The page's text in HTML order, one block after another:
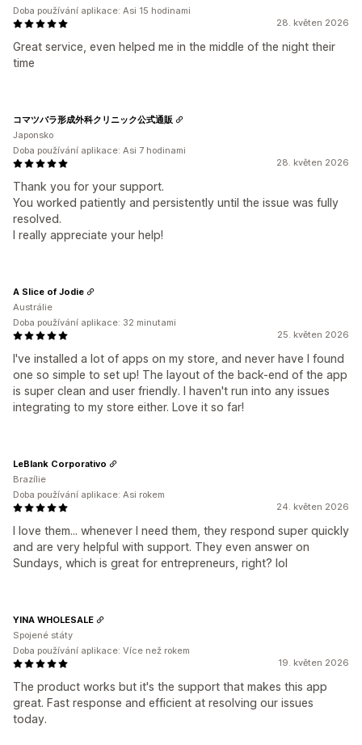
28. květen 2026
Great service, even helped me in the middle of the night their
time
Doba používání aplikace: Asi 15 hodinami
28. květen 2026
Thank you for your support.
You worked patiently and persistently until the issue was fully
resolved.
I really appreciate your help!
コマツバラ形成外科クリニック公式通販
Japonsko
Doba používání aplikace: Asi 7 hodinami
25. květen 2026
I've installed a lot of apps on my store, and never have I found
one so simple to set up! The layout of the back-end of the app
is super clean and user friendly. I haven't run into any issues
integrating to my store either. Love it so far!
A Slice of Jodie
Austrálie
Doba používání aplikace: 32 minutami
24. květen 2026
I love them... whenever I need them, they respond super quickly
and are very helpful with support. They even answer on
Sundays, which is great for entrepreneurs, right? lol
LeBlank Corporativo
Brazílie
Doba používání aplikace: Asi rokem
19. květen 2026
The product works but it's the support that makes this app
great. Fast response and efficient at resolving our issues
today.
YINA WHOLESALE
Spojené státy
Doba používání aplikace: Více než rokem